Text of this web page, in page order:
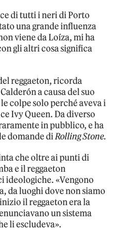
di tutti i neri di Porto
una grande influenza
viene da Loíza, mi ha
gli altri cosa significa
reggaeton, ricorda
a causa del suo
colpe solo perché aveva i
Ivy Queen. Da diverso
in pubblico, e ha
domande diRolling Stone.
che oltre ai punti di
e il reggaeton
ideologiche. «Vengono
da luoghi dove non siamo
il reggaeton era la
un sistema
li escludeva».